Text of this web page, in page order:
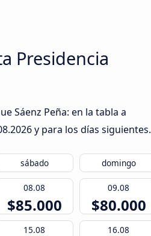
Presidencia
Sáenz Peña: en la tabla a
y para los días siguientes.
sábado domingo
08.08
$85.000
09.08
$80.000
15.08 16.08